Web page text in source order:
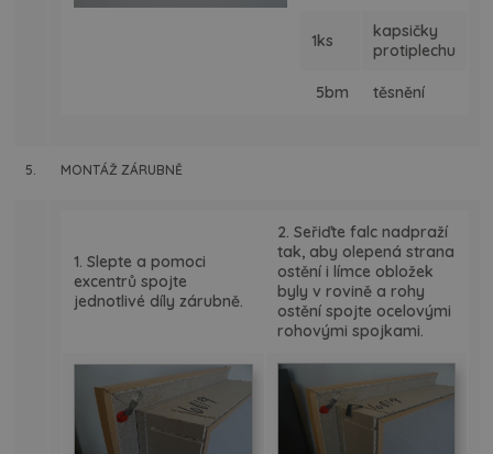
1ks
kapsičky
protiplechu
5bm těsnění
5. MONTÁŽ ZÁRUBNĚ
1. Slepte a pomoci
excentrů spojte
jednotlivé díly zárubně.
2. Seřiďte falc nadpraží
tak, aby olepená strana
ostění i límce obložek
byly v rovině a rohy
ostění spojte ocelovými
rohovými spojkami.